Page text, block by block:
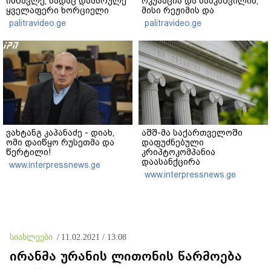
ყველაფერი ხორციელი
ცხოვრებიდან" – რას წერს
ხობში დაღუპული დედა-
შვილის ახლობელი?
palitravideo.ge
მისი რეჟიმის და
"ნაცმოძრაობის" ღალატი
ვერანაირად ვერ
გადაფარავს ამ
დანაშაულს" - ირაკლი
კობახიძე
palitravideo.ge
ვახტანგ კაპანაძე - დიახ,
ომი დაიწყო რუსეთმა და
წერტილი!
www.interpressnews.ge
აშშ-მა საქართველოში
დაფუძნებული
კრიპტოკომპანია
დაასანქცირა
www.interpressnews.ge
სიახლეები / 11.02.2021 / 13:08
ირანმა ურანის ლითონის წარმოება